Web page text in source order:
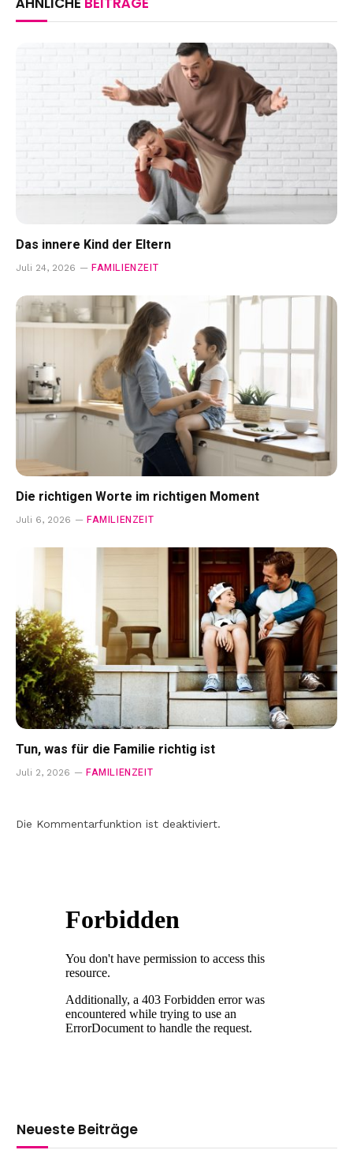
Das innere Kind der Eltern
Juli 24, 2026 FAMILIENZEIT
Die richtigen Worte im richtigen Moment
Juli 6, 2026 FAMILIENZEIT
Tun, was für die Familie richtig ist
Juli 2, 2026 FAMILIENZEIT
Die Kommentarfunktion ist deaktiviert.
Neueste Beiträge